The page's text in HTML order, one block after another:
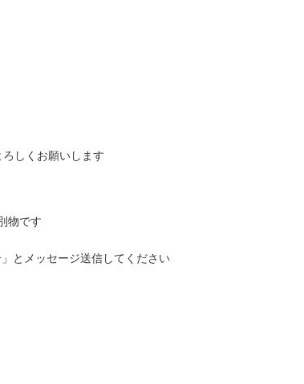
しくお願いします
物です
とメッセージ送信してください